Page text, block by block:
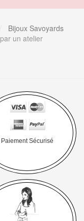
Bijoux Savoyards
un atelier
Paiement Sécurisé